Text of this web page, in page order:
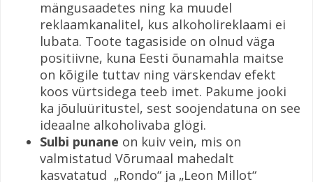
mängusaadetes ning ka muudel
reklaamkanalitel, kus alkoholireklaami ei
lubata. Toote tagasiside on olnud väga
positiivne, kuna Eesti õunamahla maitse
on kõigile tuttav ning värskendav efekt
koos vürtsidega teeb imet. Pakume jooki
ka jõuluüritustel, sest soojendatuna on see
ideaalne alkoholivaba glögi.
Sulbi punane on kuiv vein, mis on
valmistatud Võrumaal mahedalt
kasvatatud „Rondo“ ja „Leon Millot“